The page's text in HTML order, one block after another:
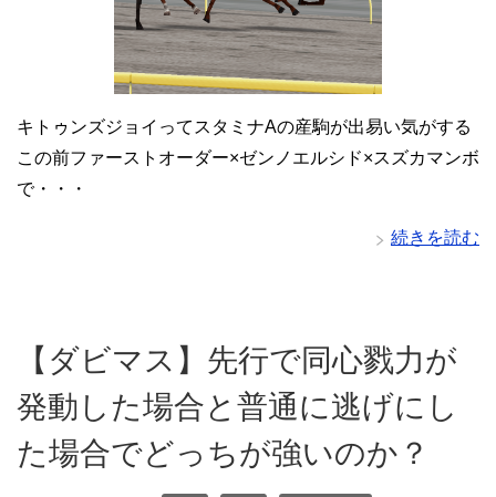
キトゥンズジョイってスタミナAの産駒が出易い気がする
この前ファーストオーダー×ゼンノエルシド×スズカマンボ
で・・・
続きを読む
【ダビマス】先行で同心戮力が
発動した場合と普通に逃げにし
た場合でどっちが強いのか？